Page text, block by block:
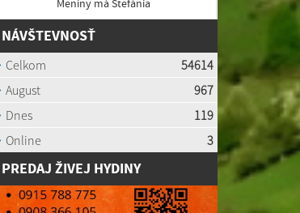
Meniny má Štefánia
NÁVŠTEVNOSŤ
PREDAJ ŽIVEJ HYDINY